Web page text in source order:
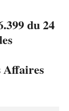
du 24
Affaires